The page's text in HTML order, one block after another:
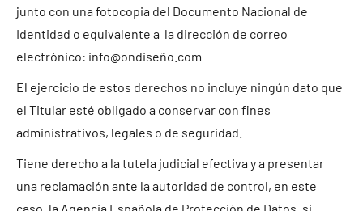
junto con una fotocopia del Documento Nacional de
Identidad o equivalente a la dirección de correo
electrónico: info@ondiseño.com
El ejercicio de estos derechos no incluye ningún dato que
el Titular esté obligado a conservar con fines
administrativos, legales o de seguridad.
Tiene derecho a la tutela judicial efectiva y a presentar
una reclamación ante la autoridad de control, en este